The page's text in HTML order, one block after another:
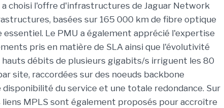
a choisi l'offre d'infrastructures de Jaguar Network
basées sur 165 000 km de fibre optique
Le PMU a également apprécié l'expertise
pris en matière de SLA ainsi que l'évolutivité
débits de plusieurs gigabits/s irriguent les 80
site, raccordées sur des noeuds backbone
du service et une totale redondance. Sur
MPLS sont également proposés pour accroître